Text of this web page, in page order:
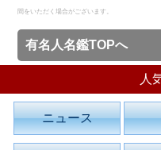
間をいただく場合がございます。
有名人名鑑TOPへ
人
ニュース